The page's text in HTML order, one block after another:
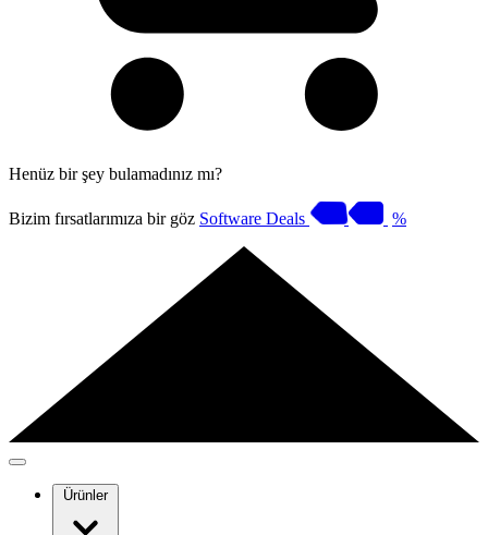
Henüz bir şey bulamadınız mı?
Bizim fırsatlarımıza bir göz Software Deals %
Ürünler